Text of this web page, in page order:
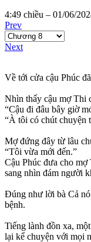
4:49 chiều – 01/06/
Prev
Next
Về tới cửa cậu Phúc
Nhìn thấy cậu mợ Thi
“Cậu đi đâu bây giờ
“À tôi có chút chuyện
Mợ đứng đây từ lâu
“Tôi vừa mới đến.”
Cậu Phúc đưa cho
sang nhìn đám người
Đúng như lời bà Cả
bệnh.
Tiếng lành đồn xa,
lại kể chuyện với mọi